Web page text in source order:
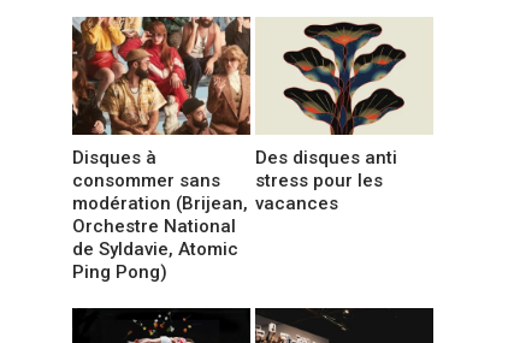
Disques à
consommer sans
modération (Brijean,
Orchestre National
de Syldavie, Atomic
Ping Pong)
Des disques anti
stress pour les
vacances